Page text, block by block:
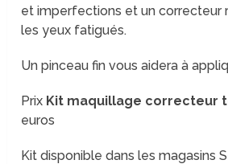
et imperfections et un correcteur
les yeux fatigués.
Un pinceau fin vous aidera à
Prix Kit maquillage correcteur
euros
Kit disponible dans les magasins